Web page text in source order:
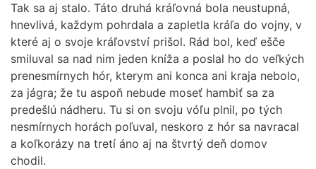
Tak sa aj stalo. Táto druhá kráľovná bola neustupná,
hnevlivá, každym pohrdala a zapletla kráľa do vojny, v
které aj o svoje kráľovství prišol. Rád bol, keď ešče
smiluval sa nad nim jeden kníža a poslal ho do veľkých
prenesmírnych hór, kterym ani konca ani kraja nebolo,
za jágra; že tu aspoň nebude moseť hambiť sa za
predešlú nádheru. Tu si on svoju vóľu plnil, po tých
nesmírnych horách poľuval, neskoro z hór sa navracal
a koľkorázy na tretí áno aj na štvrtý deň domov
chodil.